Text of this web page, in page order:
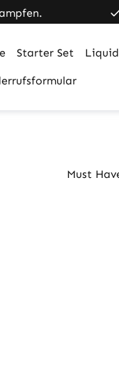
Starter Set Liquid